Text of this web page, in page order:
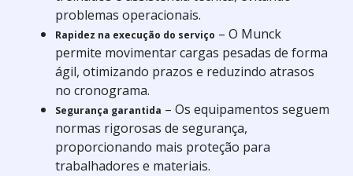
problemas operacionais.
Rapidez na execução do serviço – O Munck
permite movimentar cargas pesadas de forma
ágil, otimizando prazos e reduzindo atrasos
no cronograma.
Segurança garantida – Os equipamentos seguem
normas rigorosas de segurança,
proporcionando mais proteção para
trabalhadores e materiais.